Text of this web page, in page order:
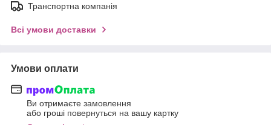
Транспортна компанія
Всі умови доставки
Умови оплати
Ви отримаєте замовлення
або гроші повернуться на вашу картку